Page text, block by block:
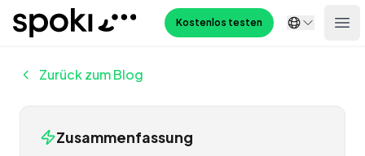
Spoki Kostenlos testen
Zurück zum Blog
Zusammenfassung